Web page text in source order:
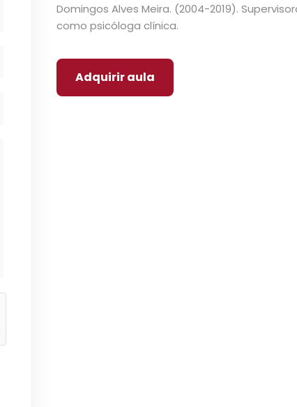
Domingos Alves Meira. (2004-2019).
como psicóloga clínica.
Adquirir aula